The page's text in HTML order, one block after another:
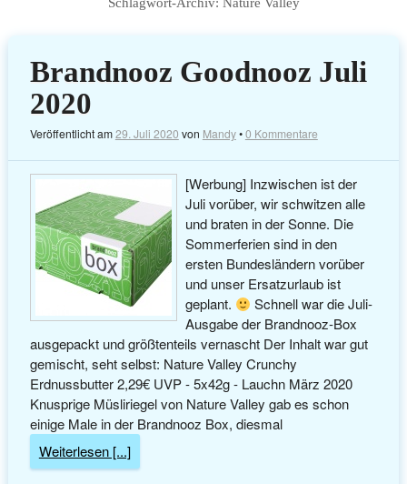
Brandnooz Goodnooz Juli
2020
Veröffentlicht am29. Juli 2020 von Mandy•0 Kommentare
[Werbung] Inzwischen ist der
Juli vorüber, wir schwitzen alle
und braten in der Sonne. Die
Sommerferien sind in den
ersten Bundesländern vorüber
und unser Ersatzurlaub ist
geplant.
Schnell war die Juli-
Ausgabe der Brandnooz-Box
ausgepackt und größtenteils vernascht Der Inhalt war gut
gemischt, seht selbst: Nature Valley Crunchy
Erdnussbutter 2,29€ UVP - 5x42g - Lauchn März 2020
Knusprige Müsliriegel von Nature Valley gab es schon
einige Male in der Brandnooz Box, diesmal
Weiterlesen [...]